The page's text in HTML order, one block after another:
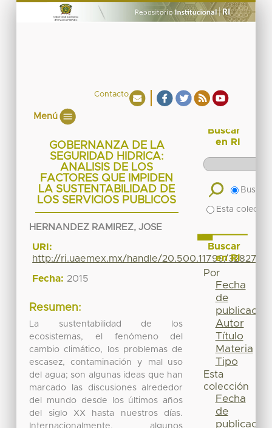
Contacto
Menú
GOBERNANZA DE LA
SEGURIDAD HIDRICA:
ANALISIS DE LOS
FACTORES QUE IMPIDEN
LA SUSTENTABILIDAD DE
LOS SERVICIOS PUBLICOS
HERNANDEZ RAMIREZ, JOSE
URI:
http://ri.uaemex.mx/handle/20.500.11799/32827
Fecha: 2015
Resumen:
La sustentabilidad de los
ecosistemas, el fenómeno del
cambio climático, los problemas de
escasez, contaminación y mal uso
del agua; son algunas ideas que han
marcado las discusiones alrededor
del mundo desde los últimos años
del siglo XX hasta nuestros días.
Internacionalmente, algunos
Buscar
en RI
Buscar
Esta
Buscar
en RI
Por
Fecha
de
publicación
Autor
Título
Materia
Tipo
Esta
colección
Fecha
de
publicación